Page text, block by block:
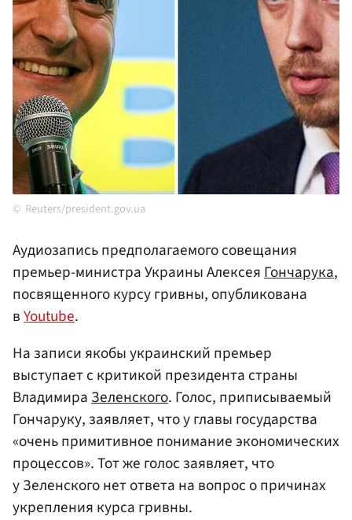
Reuters/president.gov.ua
Аудиозапись предполагаемого совещания
премьер-министра Украины АлексеяГончарука,
посвященного курсу гривны, опубликована
вYoutube.
На записи якобы украинский премьер
выступает с критикой президента страны
ВладимираЗеленского. Голос, приписываемый
Гончаруку, заявляет, что у главы государства
«очень примитивное понимание экономических
процессов». Тот же голос заявляет, что
у Зеленского нет ответа на вопрос о причинах
укрепления курса гривны.